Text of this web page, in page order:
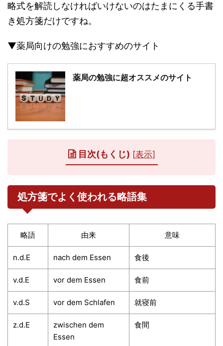
略式を解読しなければいけないのはたまにくる手書
き処方箋だけですね。
▼薬局向けの勉強におすすめのサイト
薬局の勉強に超オススメのサイト
目次(もくじ) [表示]
処方箋でよく使われる略語集
略語 由来 意味
n.d.E nach dem Essen 食後
v.d.E vor dem Essen 食前
v.d.S vor dem Schlafen 就寝前
z.d.E
zwischen dem
Essen
食間